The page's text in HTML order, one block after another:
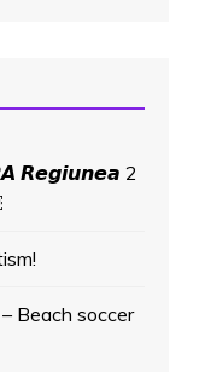
𝙍𝙚𝙜𝙞𝙪𝙣𝙚𝙖 2
Beach soccer